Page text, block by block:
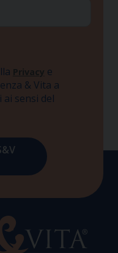
Privacy e
& Vita a
sensi del